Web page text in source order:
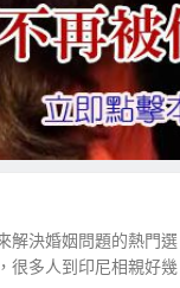
解決婚姻問題的熱門選
很多人到印尼相親好幾